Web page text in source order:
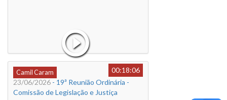
Camil Caram
00:18:06
23/06/2026 - 19ª Reunião Ordinária -
Comissão de Legislação e Justiça